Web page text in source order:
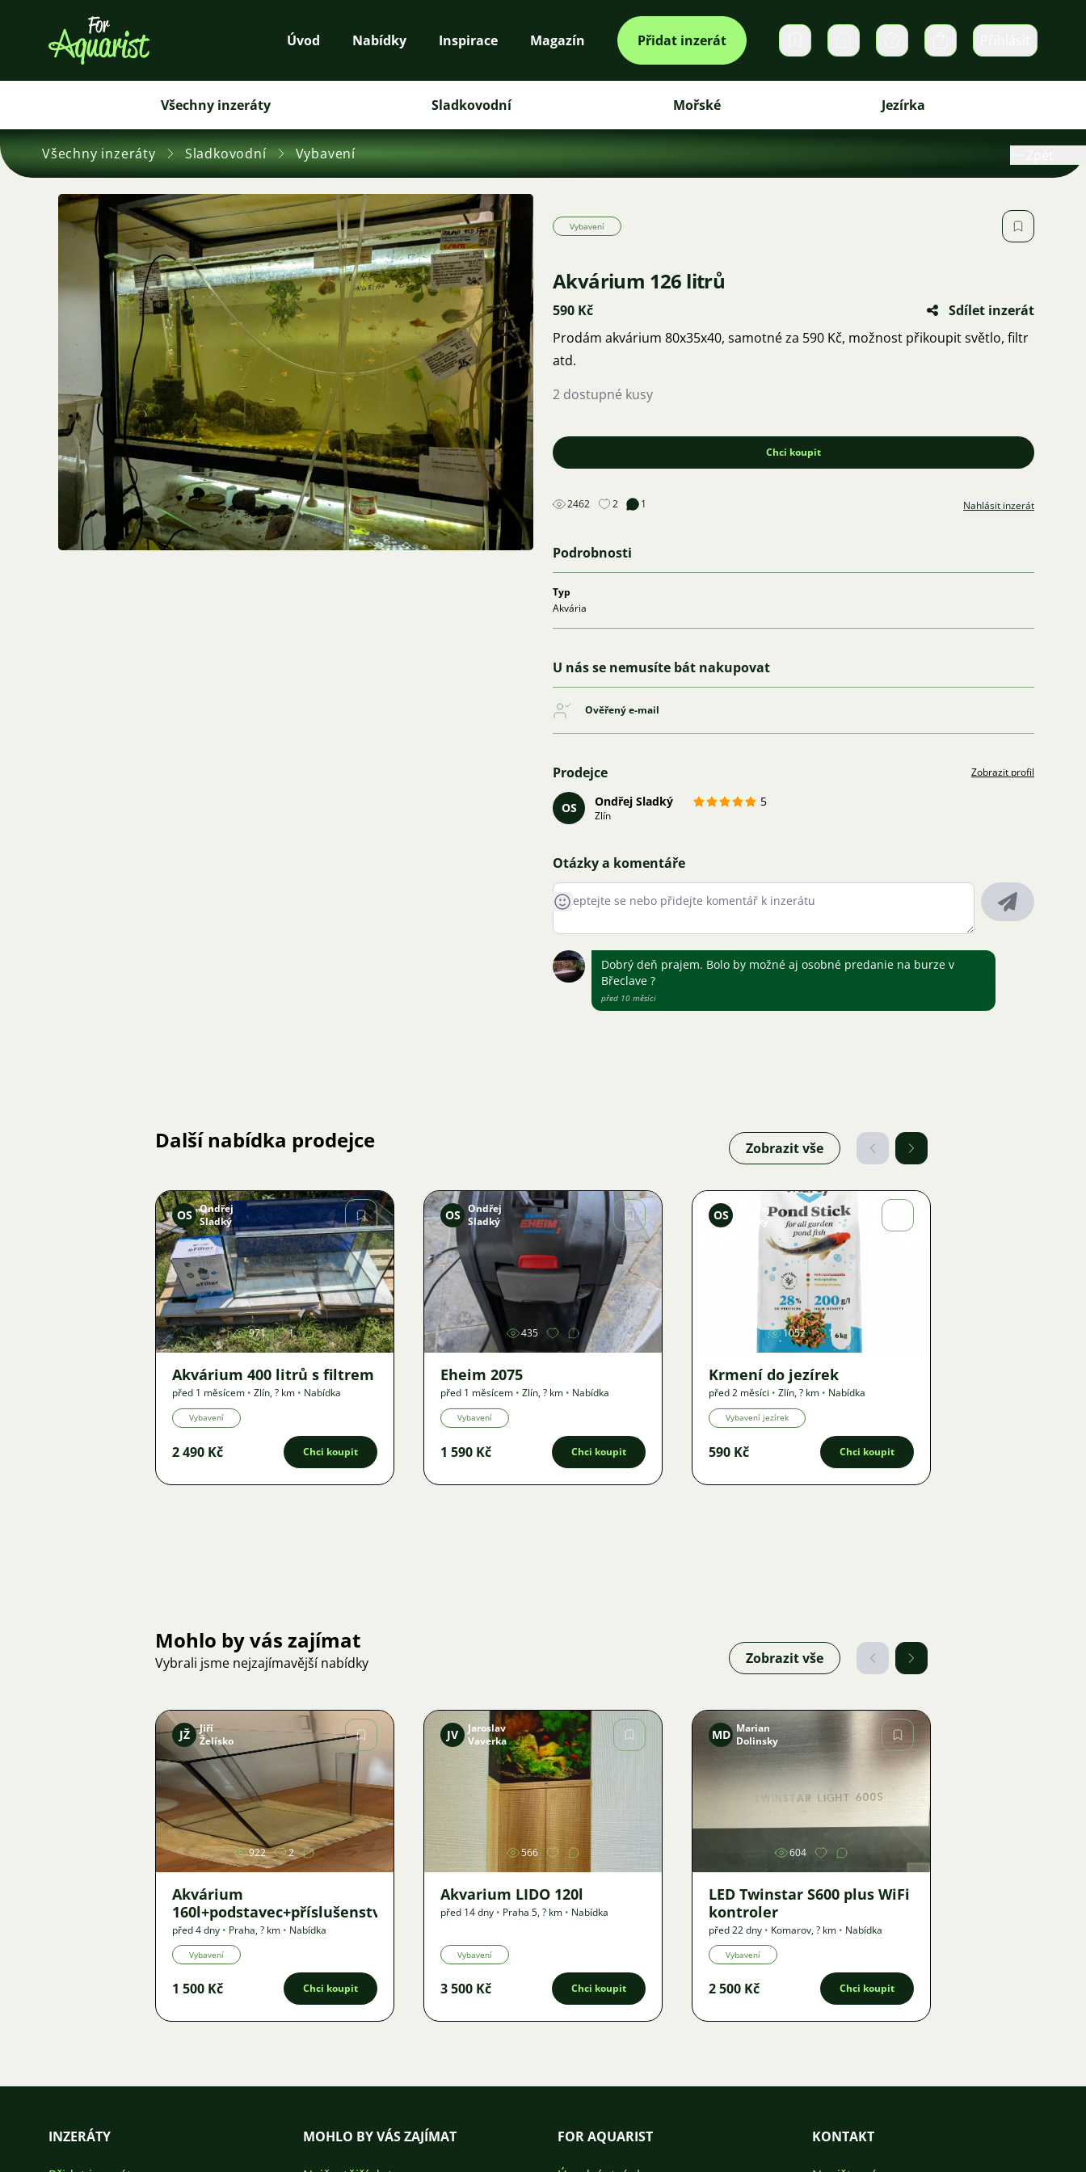
Úvod Nabídky Inspirace Magazín Přidat inzerát Soukromé zprávy Košík
Všechny inzeráty Sladkovodní Mořské Jezírka
Všechny inzeráty Sladkovodní Vybavení
Vybavení
Akvárium 126 litrů
590 Kč
Sdílet inzerát
Prodám akvárium 80x35x40, samotné za 590 Kč, možnost přikoupit světlo, filtr
atd.
2 dostupné kusy
Chci koupit
2462 2 1 Nahlásit inzerát
Podrobnosti
Typ
Akvária
U nás se nemusíte bát nakupovat
Ověřený e-mail
Prodejce Zobrazit profil
OS Ondřej Sladký 5
Zlín
Otázky a komentáře
Dobrý deň prajem. Bolo by možné aj osobné predanie na burze v
Břeclave ?
před 10 měsíci
Další nabídka prodejce Zobrazit vše
Obrázek
OS Ondřej
Sladký
971 1
Akvárium 400 litrů s filtrem
před 1 měsícem • Zlín,? km • Nabídka
Vybavení
2 490 Kč Chci koupit
Obrázek
OS Ondřej
Sladký
435
Eheim 2075
před 1 měsícem • Zlín,? km • Nabídka
Vybavení
1 590 Kč Chci koupit
Obrázek
OS
Ondřej
Sladký
1052 1
Krmení do jezírek
před 2 měsíci • Zlín,? km • Nabídka
Vybavení jezírek
590 Kč Chci koupit
Mohlo by vás zajímat
Vybrali jsme nejzajímavější nabídky Zobrazit vše
Obrázek
JŽ
Jiří
Želísko
922 2
Akvárium
160l+podstavec+příslušenství
před 4 dny • Praha,? km • Nabídka
Vybavení
1 500 Kč Chci koupit
Obrázek
JV
Jaroslav
Vaverka
566
Akvarium LIDO 120l
před 14 dny • Praha 5,? km • Nabídka
Vybavení
3 500 Kč Chci koupit
Obrázek
MD Marian
Dolinsky
604
LED Twinstar S600 plus WiFi
kontroler
před 22 dny • Komarov,? km • Nabídka
Vybavení
2 500 Kč Chci koupit
INZERÁTY MOHLO BY VÁS ZAJÍMAT FOR AQUARIST KONTAKT